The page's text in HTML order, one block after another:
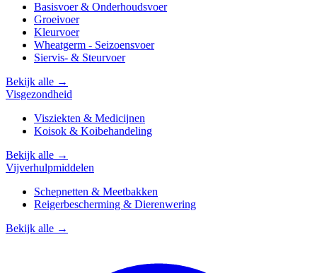
Basisvoer & Onderhoudsvoer
Groeivoer
Kleurvoer
Wheatgerm - Seizoensvoer
Siervis- & Steurvoer
Bekijk alle →
Visgezondheid
Visziekten & Medicijnen
Koisok & Koibehandeling
Bekijk alle →
Vijverhulpmiddelen
Schepnetten & Meetbakken
Reigerbescherming & Dierenwering
Bekijk alle →